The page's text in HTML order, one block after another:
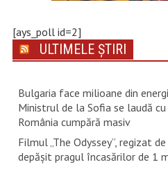
[ays_poll id=2]
ULTIMELE ȘTIRI
Bulgaria face milioane din
Ministrul de la Sofia se laudă
România cumpără masiv
Filmul „The Odyssey”, regizat
depăşit pragul încasărilor de 1